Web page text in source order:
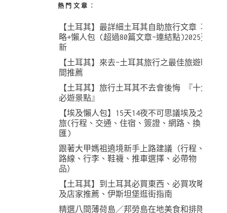
熱門文章︰
【土耳其】最詳細土耳其自助旅行文章 攻
略+懶人包 (超過80篇文章~連結點)2025更
新
【土耳其】來去~土耳其旅行之最佳旅遊時
間推薦
【土耳其】旅行土耳其不去會後悔 『十大
必遊景點』
【埃及懶人包】15天14夜不可思議埃及之
旅(行程、交通、住宿、簽證、網路、換
匯)
跟著大甲媽祖遶境新手上路建議（行程、
路線、行李、鞋襪、推車選擇、必帶物
品）
【土耳其】到土耳其必買東西、必買攻略
及店家推薦、伊斯坦堡逛街指南
精選八間薄荷島／邦勞島在地美食和排隊